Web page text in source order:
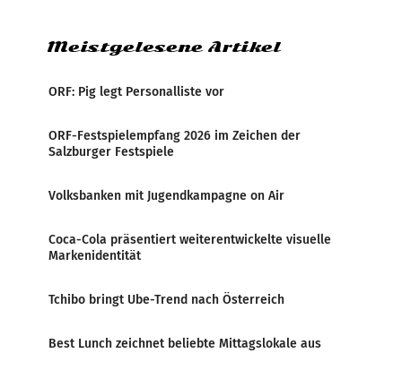
Meistgelesene Artikel
ORF: Pig legt Personalliste vor
ORF-Festspielempfang 2026 im Zeichen der
Salzburger Festspiele
Volksbanken mit Jugendkampagne on Air
Coca-Cola präsentiert weiterentwickelte visuelle
Markenidentität
Tchibo bringt Ube-Trend nach Österreich
Best Lunch zeichnet beliebte Mittagslokale aus